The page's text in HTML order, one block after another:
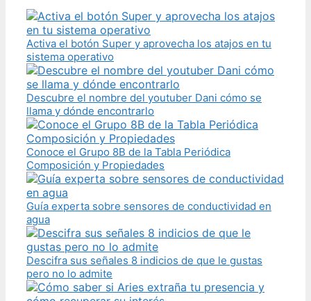
Activa el botón Super y aprovecha los atajos en tu
sistema operativo
Descubre el nombre del youtuber Dani cómo se
llama y dónde encontrarlo
Conoce el Grupo 8B de la Tabla Periódica
Composición y Propiedades
Guía experta sobre sensores de conductividad en
agua
Descifra sus señales 8 indicios de que le gustas
pero no lo admite